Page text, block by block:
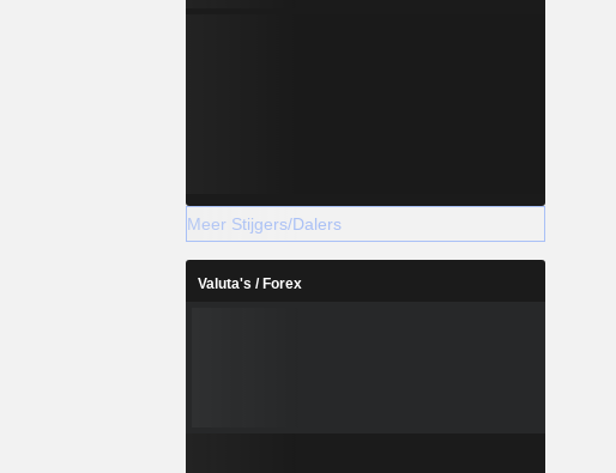
Meer Stijgers/Dalers
Valuta's / Forex